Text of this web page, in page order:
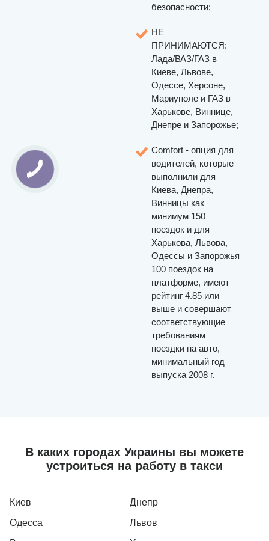
безопасности;
НЕ
ПРИНИМАЮТСЯ:
Лада/ВАЗ/ГАЗ в
Киеве, Львове,
Одессе, Херсоне,
Мариуполе и ГАЗ в
Харькове, Виннице,
Днепре и Запорожье;
Comfort - опция для
водителей, которые
выполнили для
Киева, Днепра,
Винницы как
минимум 150
поездок и для
Харькова, Львова,
Одессы и Запорожья
100 поездок на
платформе, имеют
рейтинг 4.85 или
выше и совершают
соответствующие
требованиям
поездки на авто,
минимальный год
выпуска 2008 г.
В каких городах Украины вы можете
устроиться на работу в такси
Киев
Днепр
Одесса
Львов